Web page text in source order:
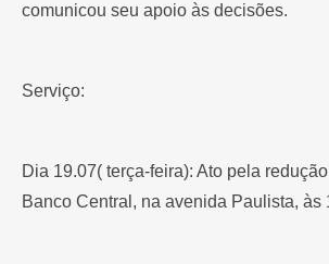
comunicou seu apoio às decisões.
Serviço:
Dia 19.07( terça-feira): Ato pela
Banco Central, na avenida Paulista, às